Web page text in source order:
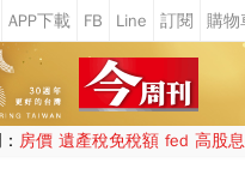
房價 遺產稅免稅額 fed 高股